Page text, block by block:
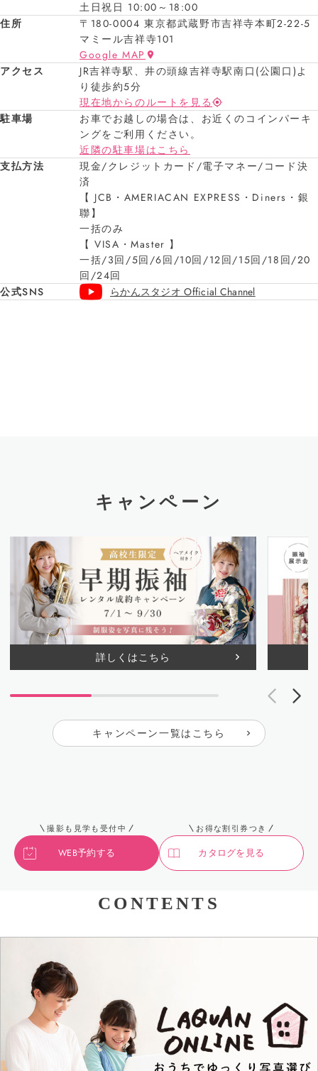
土日祝日 10:00～18:00
住所
〒180-0004 東京都武蔵野市吉祥寺本町2-22-5
マミール吉祥寺101
Google MAP
アクセス
JR吉祥寺駅、井の頭線吉祥寺駅南口(公園口)よ
り徒歩約5分
現在地からのルートを見る
駐車場
お車でお越しの場合は、お近くのコインパーキ
ングをご利用ください。
近隣の駐車場はこちら
支払方法
現金/クレジットカード/電子マネー/コード決
済
【 JCB・AMERIACAN EXPRESS・Diners・銀
聯】
一括のみ
【 VISA・Master 】
一括/3回/5回/6回/10回/12回/15回/18回/20
回/24回
公式SNS
らかんスタジオ Official Channel
キャンペーン
詳しくはこちら
キャンペーン一覧はこちら
撮影も見学も受付中
WEB予約する
お得な割引券つき
カタログを見る
CONTENTS